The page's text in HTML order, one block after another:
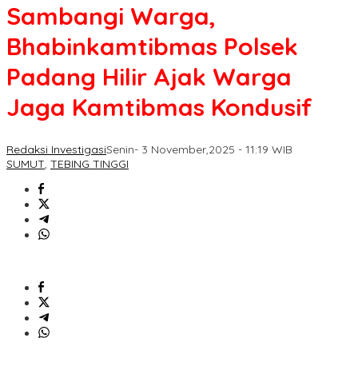
Sambangi Warga,
Bhabinkamtibmas Polsek
Padang Hilir Ajak Warga
Jaga Kamtibmas Kondusif
Redaksi InvestigasiSenin- 3 November,2025 - 11:19 WIB
SUMUT, TEBING TINGGI